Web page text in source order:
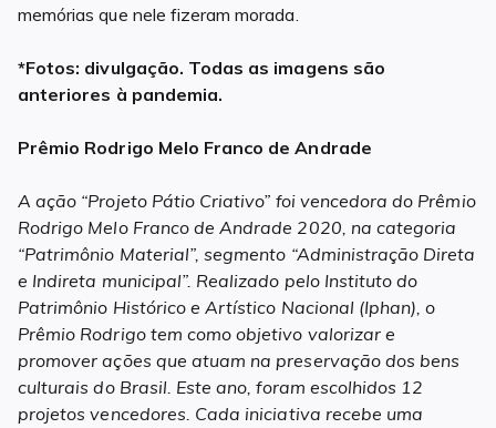
memórias que nele fizeram morada.
*Fotos: divulgação. Todas as imagens são
anteriores à pandemia.
Prêmio Rodrigo Melo Franco de Andrade
A ação “Projeto Pátio Criativo” foi vencedora do Prêmio
Rodrigo Melo Franco de Andrade 2020, na categoria
“Patrimônio Material”, segmento “Administração Direta
e Indireta municipal”. Realizado pelo Instituto do
Patrimônio Histórico e Artístico Nacional (Iphan), o
Prêmio Rodrigo tem como objetivo valorizar e
promover ações que atuam na preservação dos bens
culturais do Brasil. Este ano, foram escolhidos 12
projetos vencedores. Cada iniciativa recebe uma